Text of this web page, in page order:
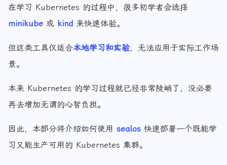
在学习 Kubernetes 的过程中，很多初学者会选择
minikube 或 kind来快速体验。
但这类工具仅适合 本地学习和实验，无法应用于实际工作场
景。
本来 Kubernetes 的学习过程就已经非常陡峭了，没必要
再去增加无谓的心智负担。
因此，本部分将介绍如何使用 sealos 快速部署一个既能学
习又能生产可用的 Kubernetes 集群。